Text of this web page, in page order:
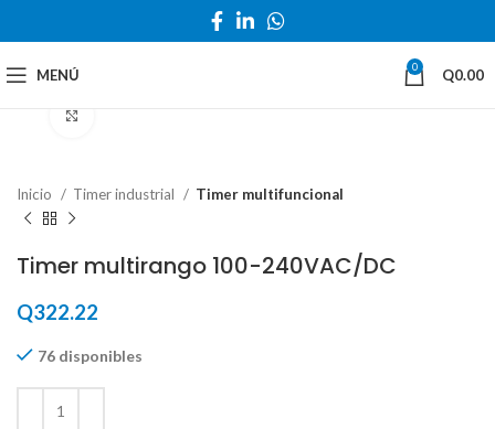
MENÚ 0 Q0.00
Inicio Timer industrial Timer multifuncional
Timer multirango 100-240VAC/DC
Q322.22
76 disponibles